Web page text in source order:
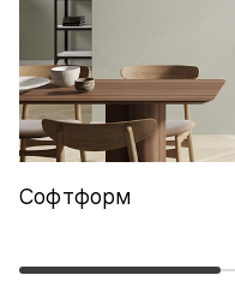
Софтформ